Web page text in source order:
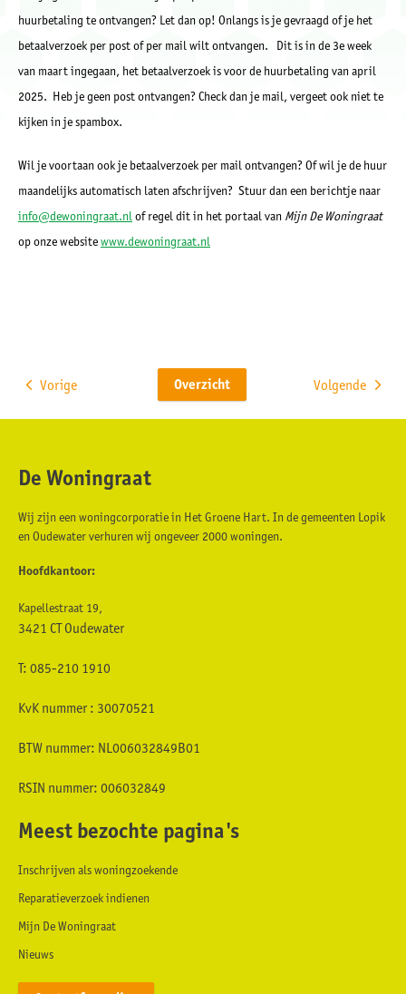
huurbetaling te ontvangen? Let dan op! Onlangs is je gevraagd of je het
betaalverzoek per post of per mail wilt ontvangen. Dit is in de 3e week
van maart ingegaan, het betaalverzoek is voor de huurbetaling van april
2025. Heb je geen post ontvangen? Check dan je mail, vergeet ook niet te
kijken in je spambox.
Wil je voortaan ook je betaalverzoek per mail ontvangen? Of wil je de huur
maandelijks automatisch laten afschrijven? Stuur dan een berichtje naar
info@dewoningraat.nl of regel dit in het portaal van Mijn De Woningraat
op onze websitewww.dewoningraat.nl
Volgende
Overzicht
Vorige
Contactinformatie
De Woningraat
Wij zijn een woningcorporatie in Het Groene Hart. In de gemeenten Lopik
en Oudewater verhuren wij ongeveer 2000 woningen.
Hoofdkantoor:
Kapellestraat 19,
3421 CT Oudewater
T: 085-210 1910
KvK nummer : 30070521
BTW nummer: NL006032849B01
RSIN nummer: 006032849
Meest bezochte pagina's
Inschrijven als woningzoekende
Reparatieverzoek indienen
Mijn De Woningraat
Nieuws